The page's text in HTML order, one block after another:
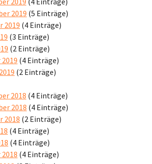
2019 (5 Einträge)
2019 (4 Einträge)
(3 Einträge)
(2 Einträge)
(4 Einträge)
(2 Einträge)
2018 (4 Einträge)
2018 (4 Einträge)
2018 (2 Einträge)
(4 Einträge)
(4 Einträge)
(4 Einträge)